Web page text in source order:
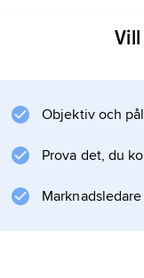
i två varianter.
saliv, till
och smittar
Objektiv och
Prova det, du